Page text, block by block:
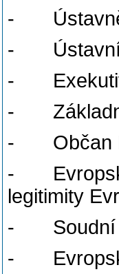
-
- Ústavní
-
- Základní
- Občan
- Evropský
legitimity
- Soudní
- Evropská